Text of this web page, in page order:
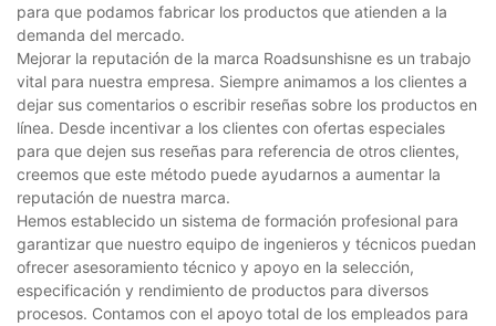
para que podamos fabricar los productos que atienden a la
demanda del mercado.
Mejorar la reputación de la marca Roadsunshisne es un trabajo
vital para nuestra empresa. Siempre animamos a los clientes a
dejar sus comentarios o escribir reseñas sobre los productos en
línea. Desde incentivar a los clientes con ofertas especiales
para que dejen sus reseñas para referencia de otros clientes,
creemos que este método puede ayudarnos a aumentar la
reputación de nuestra marca.
Hemos establecido un sistema de formación profesional para
garantizar que nuestro equipo de ingenieros y técnicos puedan
ofrecer asesoramiento técnico y apoyo en la selección,
especificación y rendimiento de productos para diversos
procesos. Contamos con el apoyo total de los empleados para